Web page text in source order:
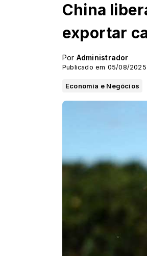
China
exportar
Por Administrador
Publicado em 05/08/
Economia e Negócios